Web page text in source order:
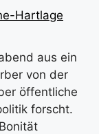
Hartlage
aus ein
von der
öffentliche
forscht.